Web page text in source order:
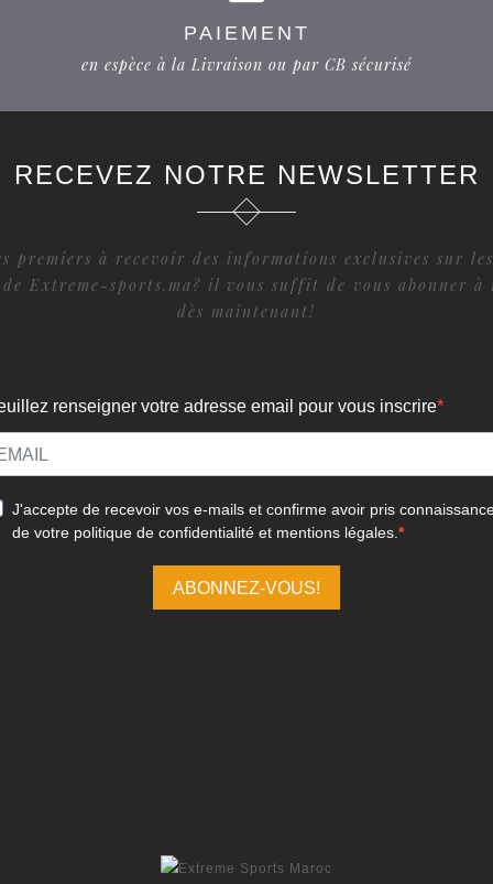
PAIEMENT
en espèce à la Livraison ou par CB sécurisé
RECEVEZ NOTRE NEWSLETTER
premiers à recevoir des informations exclusives sur
de Extreme-sports.ma? il vous suffit de vous abonner
dès maintenant!